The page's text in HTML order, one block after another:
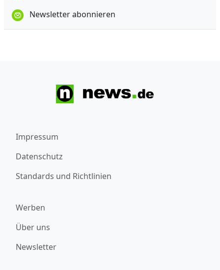
Newsletter abonnieren
Impressum
Datenschutz
Standards und Richtlinien
Werben
Über uns
Newsletter